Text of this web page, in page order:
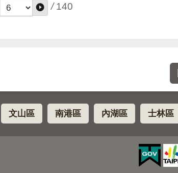
/ 140
文山區 南港區 內湖區 士林區